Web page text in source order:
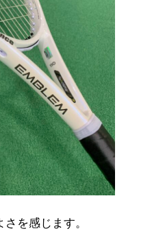
を感じます。